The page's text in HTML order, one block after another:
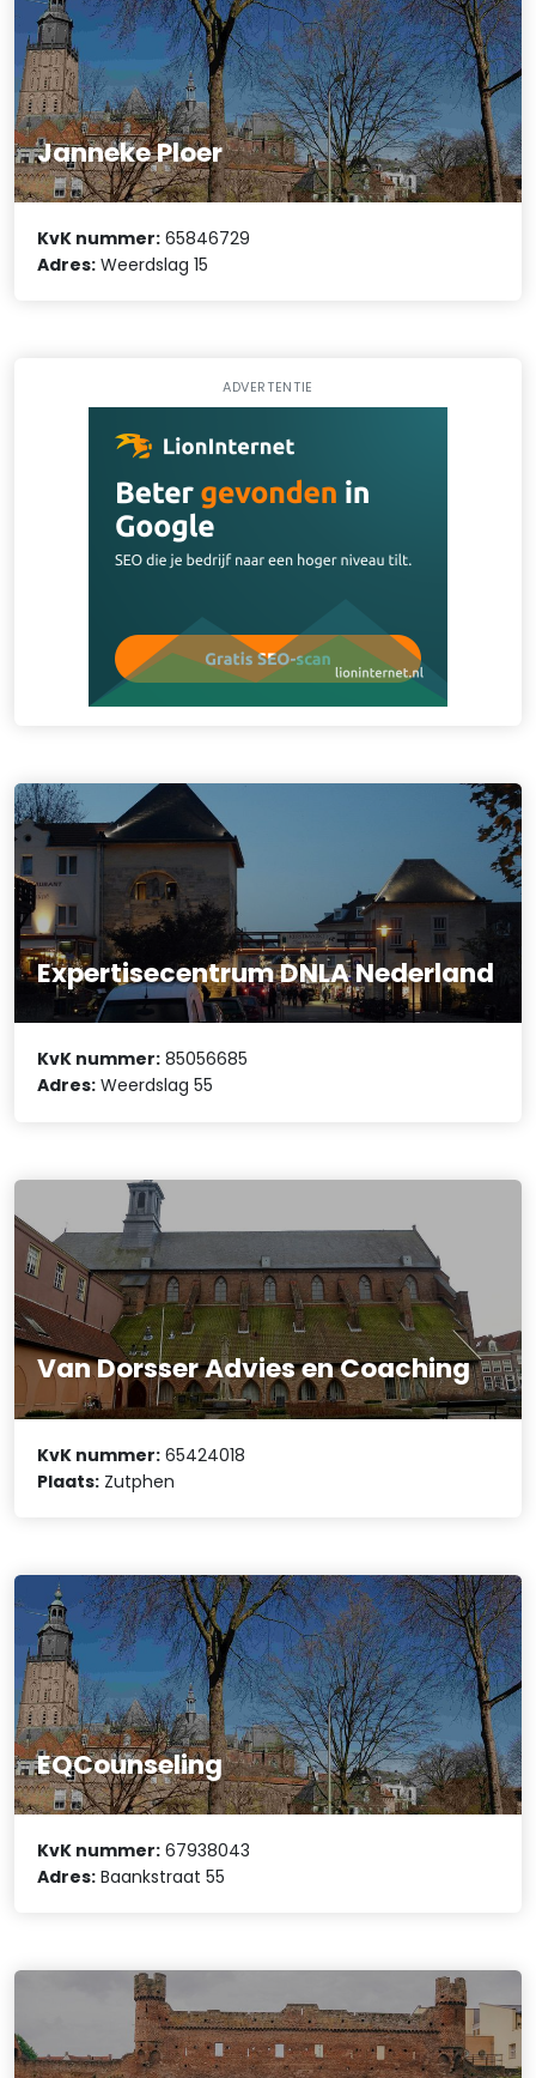
Janneke Ploer
KvK nummer: 65846729
Adres: Weerdslag 15
ADVERTENTIE
Expertisecentrum DNLA Nederland
KvK nummer: 85056685
Adres: Weerdslag 55
Van Dorsser Advies en Coaching
KvK nummer: 65424018
Plaats: Zutphen
EQCounseling
KvK nummer: 67938043
Adres: Baankstraat 55